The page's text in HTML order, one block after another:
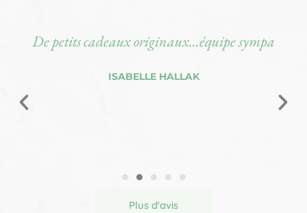
De petits cadeaux originaux...équipe sympa
ISABELLE HALLAK
Plus d'avis